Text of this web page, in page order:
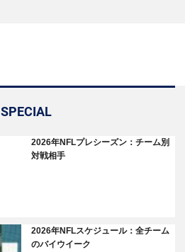
SPECIAL
2026年NFLプレシーズン：チーム別
対戦相手
2026年NFLスケジュール：全チーム
のバイウイーク